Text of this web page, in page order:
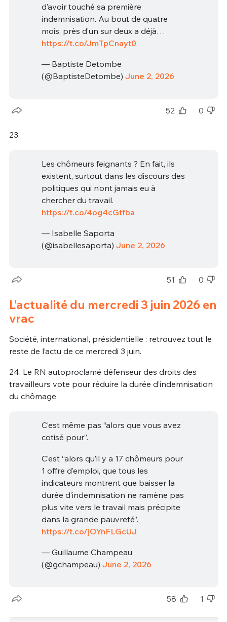
d’avoir touché sa première
indemnisation. Au bout de quatre
mois, près d’un sur deux a déjà…
https://t.co/JmTpCnayt0
— Baptiste Detombe
(@BaptisteDetombe) June 2, 2026
52 0
23.
Les chômeurs feignants ? En fait, ils
existent, surtout dans les discours des
politiques qui n’ont jamais eu à
chercher du travail.
https://t.co/4og4cGtfba
— Isabelle Saporta
(@isabellesaporta) June 2, 2026
51 0
L’actualité du mercredi 3 juin 2026 en
vrac
Société, international, présidentielle : retrouvez tout le
reste de l’actu de ce mercredi 3 juin.
24. Le RN autoproclamé défenseur des droits des
travailleurs vote pour réduire la durée d’indemnisation
du chômage
C’est même pas “alors que vous avez
cotisé pour”.
C’est “alors qu’il y a 17 chômeurs pour
1 offre d’emploi, que tous les
indicateurs montrent que baisser la
durée d’indemnisation ne ramène pas
plus vite vers le travail mais précipite
dans la grande pauvreté”.
https://t.co/jOYnFLGcUJ
— Guillaume Champeau
(@gchampeau) June 2, 2026
58 1